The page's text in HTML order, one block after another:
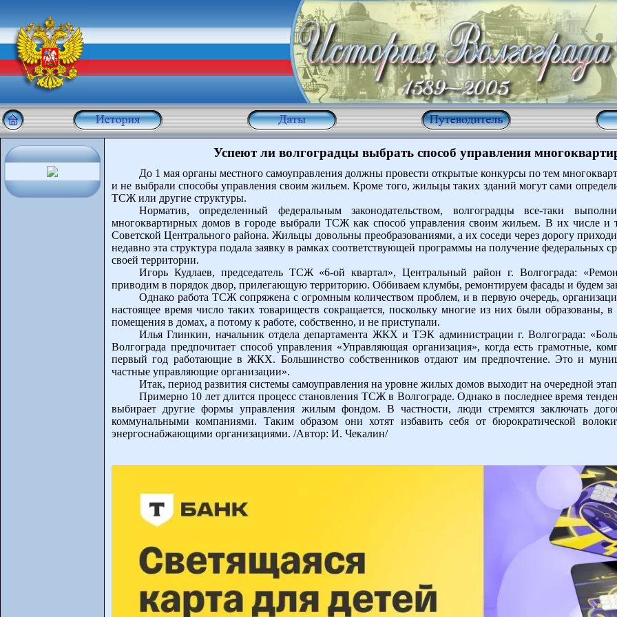
Успеют ли волгоградцы выбрать способ управления
До 1 мая органы местного самоуправления должны провести открытые конкурсы по тем
и не выбрали способы управления своим жильем. Кроме того, жильцы таких зданий могут сами
ТСЖ или другие структуры.
Норматив, определенный федеральным законодательством, волгоградцы все-таки
многоквартирных домов в городе выбрали ТСЖ как способ управления своим жильем. В их числе и
Советской Центрального района. Жильцы довольны преобразованиями, а их соседи через дорогу
недавно эта структура подала заявку в рамках соответствующей программы на получение федеральных
своей территории.
Игорь Кудлаев, председатель ТСЖ «6-ой квартал», Центральный район г. Волгограда:
приводим в порядок двор, прилегающую территорию. Оббиваем клумбы, ремонтируем фасады и будем
Однако работа ТСЖ сопряжена с огромным количеством проблем, и в первую очередь,
настоящее время число таких товариществ сокращается, поскольку многие из них были образованы,
помещения в домах, а потому к работе, собственно, и не приступали.
Илья Глинкин, начальник отдела департамента ЖКХ и ТЭК администрации г. Волгограда:
Волгограда предпочитает способ управления «Управляющая организация», когда есть грамотные,
первый год работающие в ЖКХ. Большинство собственников отдают им предпочтение. Это и
частные управляющие организации».
Итак, период развития системы самоуправления на уровне жилых домов выходит на очередной
Примерно 10 лет длится процесс становления ТСЖ в Волгограде. Однако в последнее время
выбирает другие формы управления жилым фондом. В частности, люди стремятся заключать
коммунальными компаниями. Таким образом они хотят избавить себя от бюрократической
энергоснабжающими организациями. /Автор: И. Чекалин/